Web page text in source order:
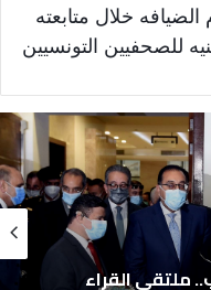
الضيافه خلال متابعته
للصحفيين التونسيين
ملتقى القراء